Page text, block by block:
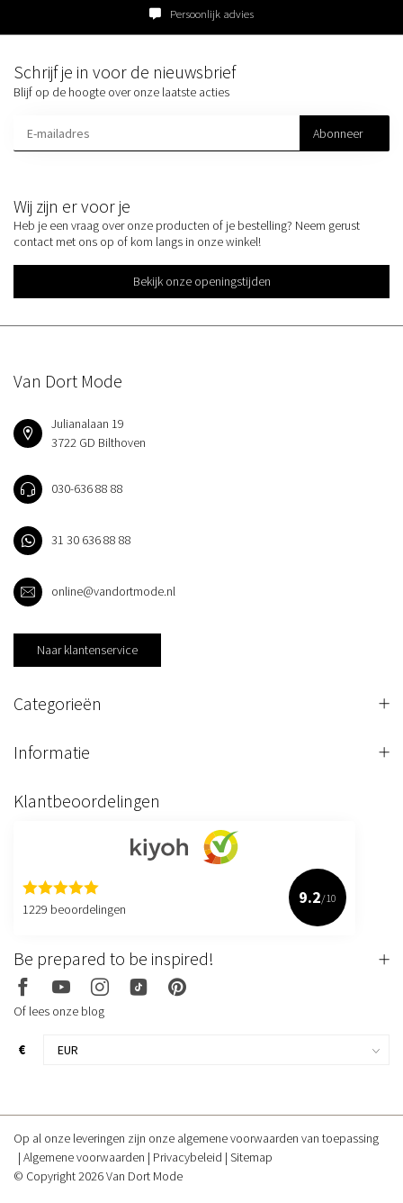
Persoonlijk advies
Wij zijn er voor je
Heb je een vraag over onze producten of je bestelling? Neem gerust
contact met ons op of kom langs in onze winkel!
Bekijk onze openingstijden
Schrijf je in voor de nieuwsbrief
Blijf op de hoogte over onze laatste acties
Abonneer
Van Dort Mode
Julianalaan 19
3722 GD Bilthoven
030-636 88 88
31 30 636 88 88
online@vandortmode.nl
Naar klantenservice
Categorieën
Informatie
Klantbeoordelingen
1229 beoordelingen
9.2/10
Be prepared to be inspired!
Of lees onze blog
€
Op al onze leveringen zijn onze algemene voorwaarden van toepassing
Algemene voorwaarden
Privacybeleid Sitemap
© Copyright 2026 Van Dort Mode